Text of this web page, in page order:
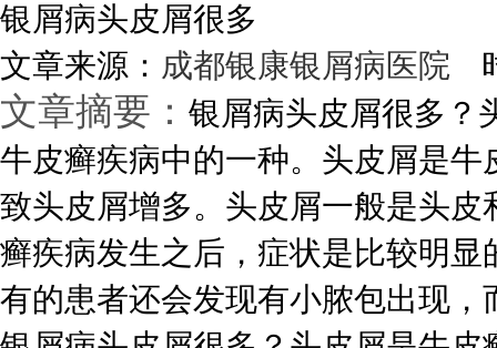
银屑病头皮屑很多
文章来源： 成都银康银屑病医院
文章摘要： 银屑病头皮屑很多？
牛皮癣疾病中的一种。头皮屑是
致头皮屑增多。头皮屑一般是头
癣疾病发生之后，症状是比较明
有的患者还会发现有小脓包出现，